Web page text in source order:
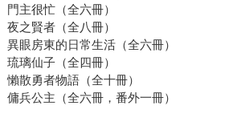
門主很忙（全六冊）
夜之賢者（全八冊）
異眼房東的日常生活（全六冊）
琉璃仙子（全四冊）
懶散勇者物語（全十冊）
傭兵公主（全六冊，番外一冊）